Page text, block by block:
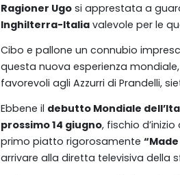
Ragioner Ugo si apprestata a
Inghilterra-Italia valevole per le
Cibo e pallone un connubio
questa nuova esperienza
favorevoli agli Azzurri di Prandelli,
Ebbene il debutto Mondiale
prossimo 14 giugno, fischio
primo piatto rigorosamente
arrivare alla diretta televisiva della